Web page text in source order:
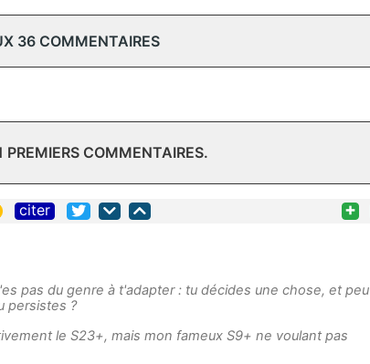
36 COMMENTAIRES
PREMIERS COMMENTAIRES.
citer +
pas du genre à t'adapter : tu décides une chose, et peu
persistes ?
le S23+, mais mon fameux S9+ ne voulant pas